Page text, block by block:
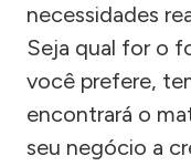
necessidades
Seja qual for o
você prefere,
encontrará o
seu negócio a